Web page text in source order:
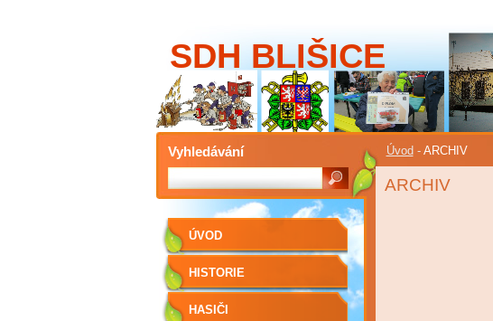
SDH BLIŠICE
Úvod - ARCHIV
ARCHIV
ÚVOD
HISTORIE
HASIČI
Vyhledávání